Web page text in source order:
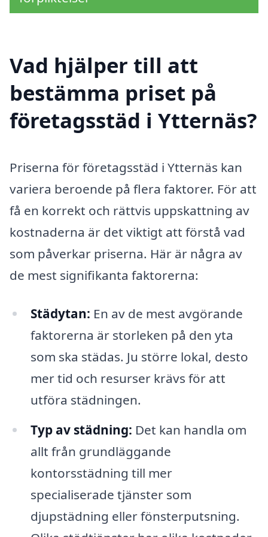
Vad hjälper till att
bestämma priset på
företagsstäd i Ytternäs?
Priserna för företagsstäd i Ytternäs kan
variera beroende på flera faktorer. För att
få en korrekt och rättvis uppskattning av
kostnaderna är det viktigt att förstå vad
som påverkar priserna. Här är några av
de mest signifikanta faktorerna:
Städytan: En av de mest avgörande
faktorerna är storleken på den yta
som ska städas. Ju större lokal, desto
mer tid och resurser krävs för att
utföra städningen.
Typ av städning: Det kan handla om
allt från grundläggande
kontorsstädning till mer
specialiserade tjänster som
djupstädning eller fönsterputsning.